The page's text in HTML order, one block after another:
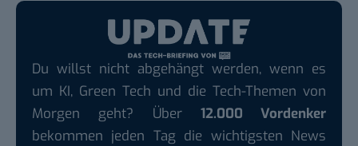
Du willst nicht abgehängt werden, wenn es
um KI, Green Tech und die Tech-Themen von
Morgen geht? Über 12.000 Vordenker
bekommen jeden Tag die wichtigsten News